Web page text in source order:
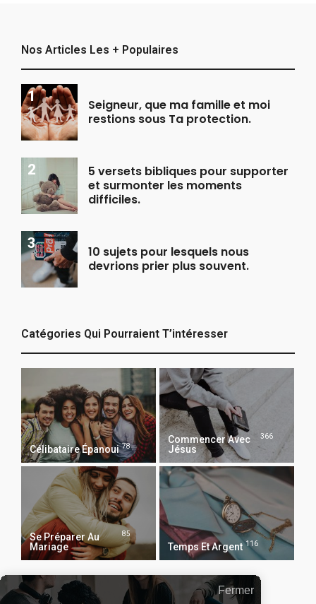
Nos Articles Les + Populaires
Seigneur, que ma famille et moi
restions sous Ta protection.
5 versets bibliques pour supporter
et surmonter les moments
difficiles.
10 sujets pour lesquels nous
devrions prier plus souvent.
Catégories Qui Pourraient T’intéresser
Célibataire Épanoui 78
Commencer Avec
Jésus
366
Se Préparer Au
Mariage
85
Temps Et Argent 116
Fermer